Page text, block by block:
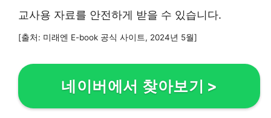
교사용 자료를 안전하게 받을 수 있습니다.
[출처: 미래엔 E-book 공식 사이트, 2024년 5월]
네이버에서 찾아보기 >